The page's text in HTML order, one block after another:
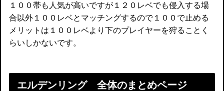
１００帯も人気が高いですが１２０レベでも侵入する場
合以外１００レベとマッチングするので１００で止める
メリットは１００レベより下のプレイヤーを狩ることく
らいしかないです。
エルデンリング 全体のまとめページ